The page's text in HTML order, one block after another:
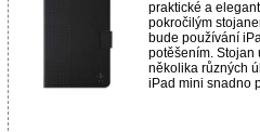
praktické a
pokročilým
bude používání
potěšením. Stojan
několika různých
iPad mini snadno